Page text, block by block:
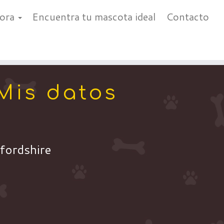
Encuentra tu mascota ideal Contacto
datos